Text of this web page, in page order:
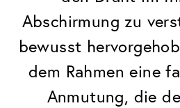
Abschirmung zu
bewusst
dem Rahmen eine
Anmutung, die